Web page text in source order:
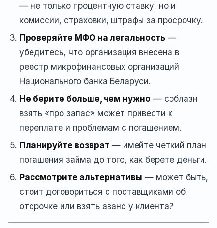
— не только процентную ставку, но и
комиссии, страховки, штрафы за просрочку.
Проверяйте МФО на легальность —
убедитесь, что организация внесена в
реестр микрофинансовых организаций
Национального банка Беларуси.
Не берите больше, чем нужно — соблазн
взять «про запас» может привести к
переплате и проблемам с погашением.
Планируйте возврат — имейте четкий план
погашения займа до того, как берете деньги.
Рассмотрите альтернативы — может быть,
стоит договориться с поставщиками об
отсрочке или взять аванс у клиента?